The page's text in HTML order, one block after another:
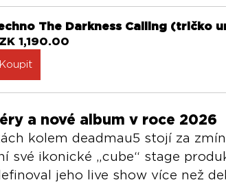
The Darkness Calling (tričko
1,190.00
Koupit
a nové album v roce 2026
kolem deadmau5 stojí za
své ikonické „cube“ stage
jeho live show více než